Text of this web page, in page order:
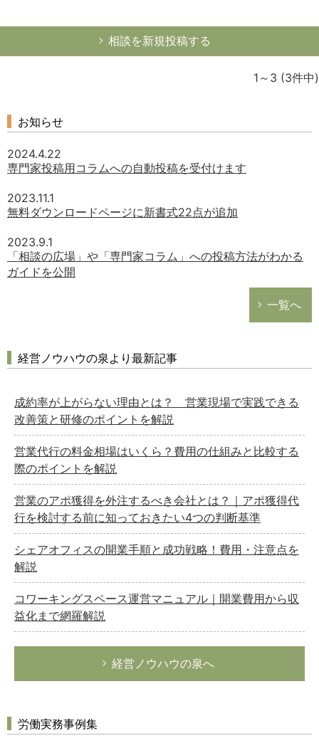
相談を新規投稿する
次へ
1～3 (3件中)
お知らせ
2024.4.22
専門家投稿用コラムへの自動投稿を受付けます
2023.11.1
無料ダウンロードページに新書式22点が追加
2023.9.1
「相談の広場」や「専門家コラム」への投稿方法がわかる
ガイドを公開
一覧へ
経営ノウハウの泉より最新記事
成約率が上がらない理由とは？ 営業現場で実践できる
改善策と研修のポイントを解説
営業代行の料金相場はいくら？費用の仕組みと比較する
際のポイントを解説
営業のアポ獲得を外注するべき会社とは？｜アポ獲得代
行を検討する前に知っておきたい4つの判断基準
シェアオフィスの開業手順と成功戦略！費用・注意点を
解説
コワーキングスペース運営マニュアル｜開業費用から収
益化まで網羅解説
経営ノウハウの泉へ
労働実務事例集